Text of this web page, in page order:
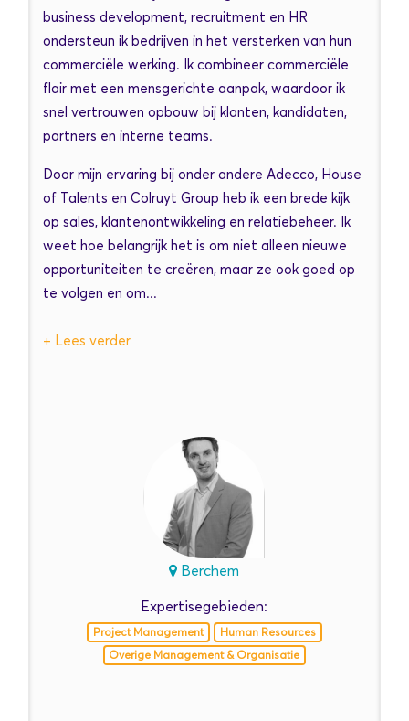
business development, recruitment en HR
ondersteun ik bedrijven in het versterken van hun
commerciële werking. Ik combineer commerciële
flair met een mensgerichte aanpak, waardoor ik
snel vertrouwen opbouw bij klanten, kandidaten,
partners en interne teams.
Door mijn ervaring bij onder andere Adecco, House
of Talents en Colruyt Group heb ik een brede kijk
op sales, klantenontwikkeling en relatiebeheer. Ik
weet hoe belangrijk het is om niet alleen nieuwe
opportuniteiten te creëren, maar ze ook goed op
te volgen en om...
Berchem
Expertisegebieden:
Project Management
Human Resources
Overige Management & Organisatie